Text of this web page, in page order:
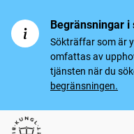
Begränsningar
Sökträffar som är
omfattas av
tjänsten när du
begränsningen.